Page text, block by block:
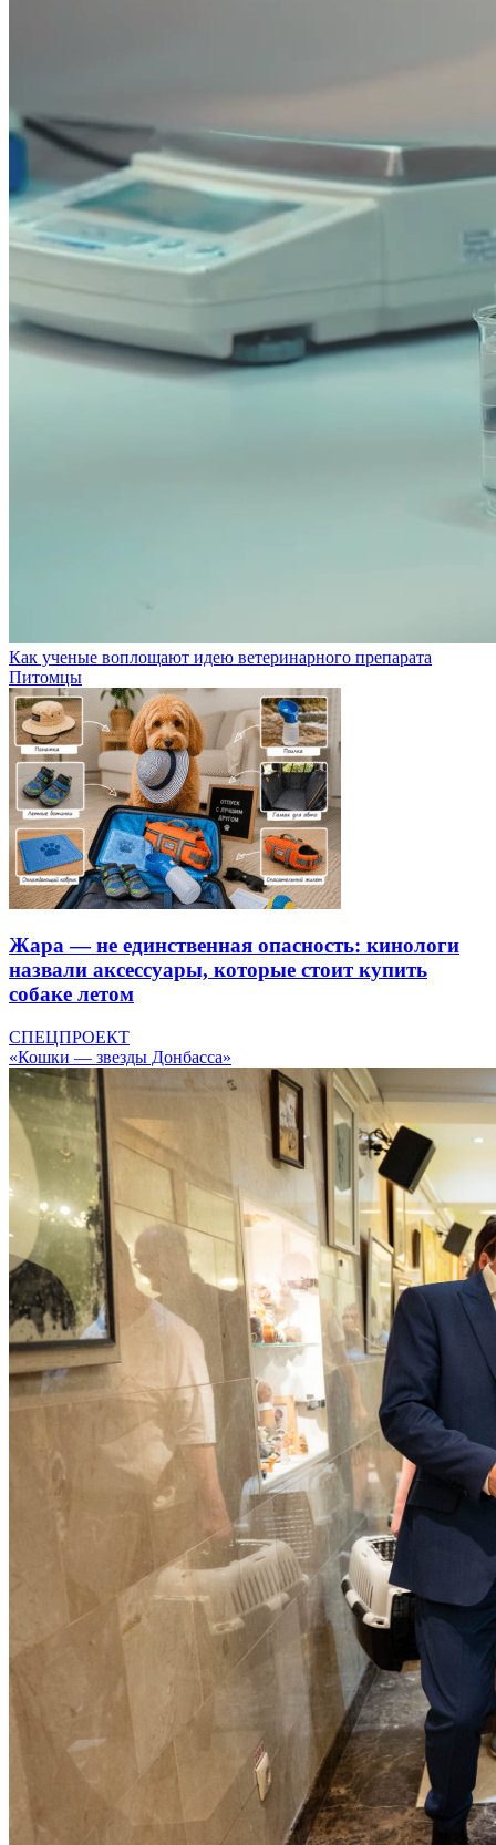
Как ученые воплощают идею ветеринарного препарата
Питомцы
Жара — не единственная опасность: кинологи
назвали аксессуары, которые стоит купить
собаке летом
СПЕЦПРОЕКТ
«Кошки — звезды Донбасса»